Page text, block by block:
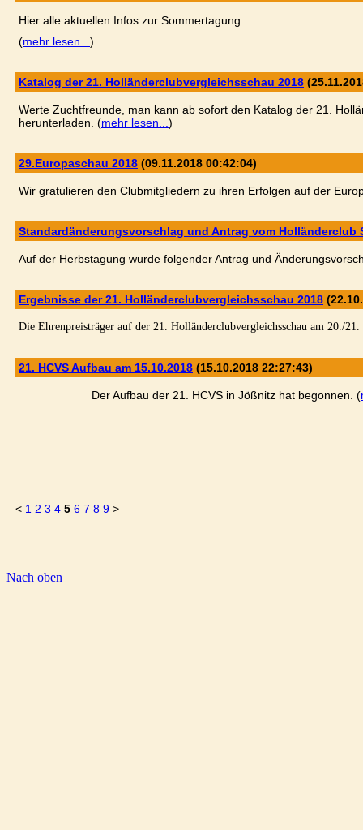
Hier alle aktuellen Infos zur Sommertagung.
(mehr lesen... )
Katalog der 21. Holländerclubvergleichsschau 2018
Werte Zuchtfreunde, man kann ab sofort den Katalog der 21.
herunterladen. (mehr lesen... )
29.Europaschau 2018 (09.11.2018 00:42:04)
Wir gratulieren den Clubmitgliedern zu ihren Erfolgen auf der
Standardänderungsvorschlag und Antrag vom Holländerclub
Auf der Herbstagung wurde folgender Antrag und
Ergebnisse der 21. Holländerclubvergleichsschau 2018
Die Ehrenpreisträger auf der 21. Holländerclubvergleichsschau am 20./
21. HCVS Aufbau am 15.10.2018 (15.10.2018 22:27:43)
Der Aufbau der 21. HCVS in Jößnitz hat begonnen. (
< 1 2 3 4 5 6 7 8 9 >
Nach oben